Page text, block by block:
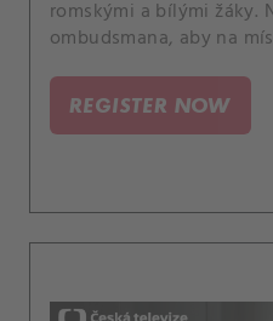
romskými a bílými žáky.
ombudsmana, aby na
REGISTER NOW